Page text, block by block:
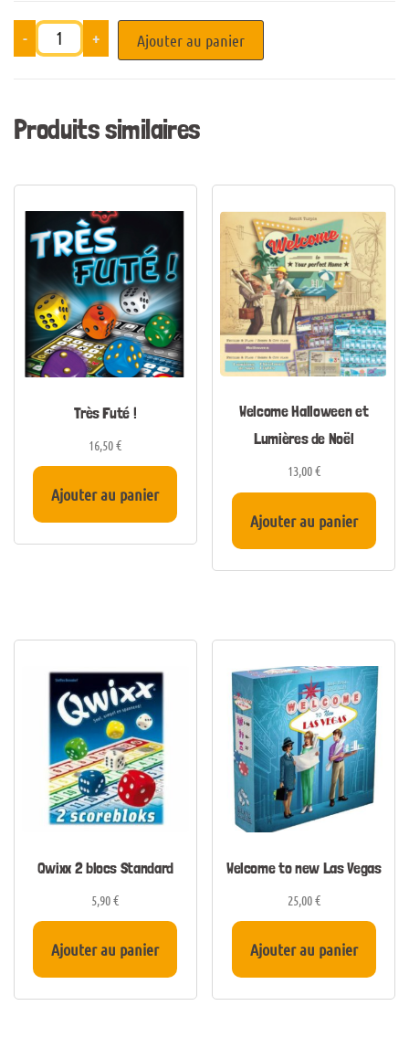
- + Ajouter au panier
Produits similaires
Très Futé !
16,50€
Ajouter au panier
Welcome Halloween et
Lumières de Noël
13,00€
Ajouter au panier
Qwixx 2 blocs Standard
5,90€
Ajouter au panier
Welcome to new Las Vegas
25,00€
Ajouter au panier